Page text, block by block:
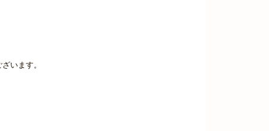
います。